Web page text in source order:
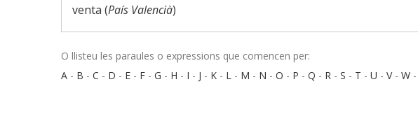
venta (País Valencià)
O llisteu les paraules o expressions que comencen per:
A - B - C - D - E - F - G - H - I - J - K - L - M - N - O - P - Q - R - S - T - U - V- W -